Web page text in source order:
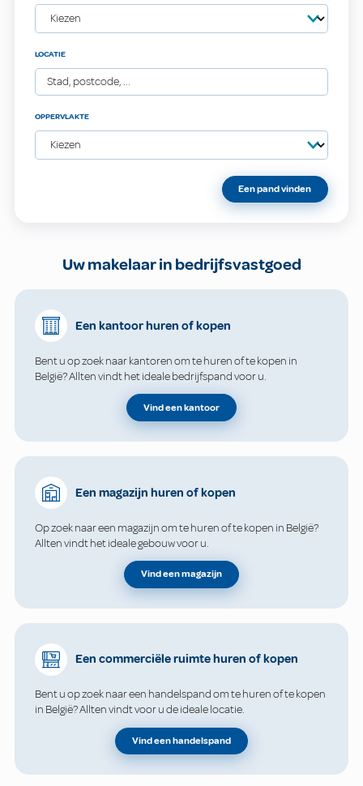
LOCATIE
OPPERVLAKTE
Een pand vinden
Uw makelaar in bedrijfsvastgoed
Een kantoor huren of kopen
Bent u op zoek naar kantoren om te huren of te kopen in
België? Allten vindt het ideale bedrijfspand voor u.
Vind een kantoor
Een magazijn huren of kopen
Op zoek naar een magazijn om te huren of te kopen in België?
Allten vindt het ideale gebouw voor u.
Vind een magazijn
Een commerciële ruimte huren of kopen
Bent u op zoek naar een handelspand om te huren of te kopen
in België? Allten vindt voor u de ideale locatie.
Vind een handelspand